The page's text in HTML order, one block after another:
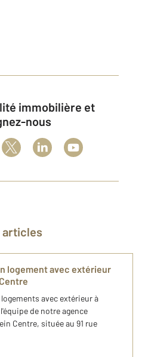
nous
articles
logement avec extérieur
avec extérieur à
de notre agence
Centre, située au 91 rue